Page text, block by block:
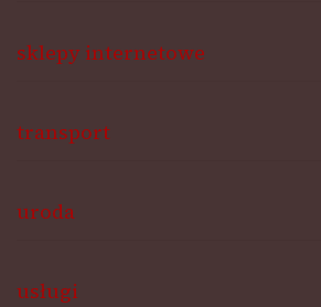
sklepy internetowe
transport
uroda
usługi